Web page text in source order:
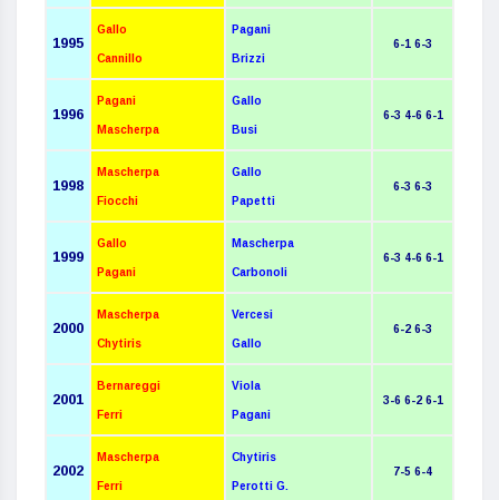
1995
Gallo
Cannillo
Pagani
Brizzi
6-1 6-3
1996
Pagani
Mascherpa
Gallo
Busi
6-3 4-6 6-1
1998
Mascherpa
Fiocchi
Gallo
Papetti
6-3 6-3
1999
Gallo
Pagani
Mascherpa
Carbonoli
6-3 4-6 6-1
2000
Mascherpa
Chytiris
Vercesi
Gallo
6-2 6-3
2001
Bernareggi
Ferri
Viola
Pagani
3-6 6-2 6-1
2002
Mascherpa
Ferri
Chytiris
Perotti G.
7-5 6-4